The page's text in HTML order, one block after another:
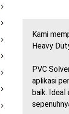
Kami
Heavy
PVC
aplikasi
baik. Ideal